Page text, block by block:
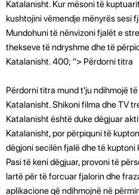
Katalanisht. Kur mësoni të
kushtojini vëmendje mënyrës sesi
Mundohuni të nënvizoni fjalët e
thekseve të ndryshme dhe të
Katalanisht. 400; "> Përdorni titra
Përdorni titra mund t'ju ndihmojë
Katalanisht. Shikoni filma dhe TV
Katalanisht është duke dëgjuar
Katalanisht, por përpiquni të
dëgjoni secilën fjalë dhe të
Pasi të keni dëgjuar, provoni të
lartë për të forcuar fjalorin dhe
aplikacione që ndihmojnë në